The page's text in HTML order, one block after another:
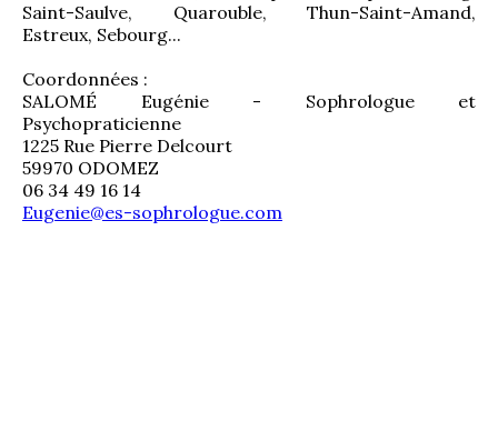
Saint-Saulve, Quarouble, Thun-Saint-Amand,
Estreux, Sebourg...
Coordonnées :
SALOMÉ Eugénie - Sophrologue et
Psychopraticienne
1225 Rue Pierre Delcourt
59970 ODOMEZ
06 34 49 16 14
Eugenie@es-sophrologue.com